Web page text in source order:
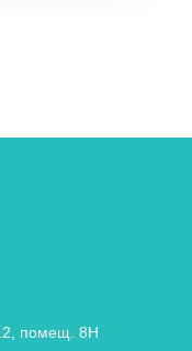
помещ. 8Н